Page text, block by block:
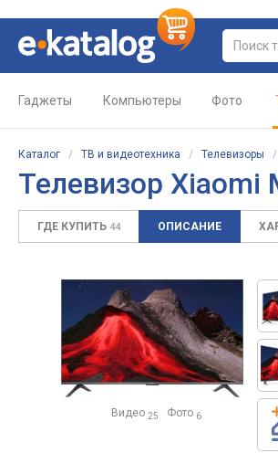
Гаджеты Компьютеры Фото
Каталог / ТВ и видеотехника / Телевизоры /
Телевизор Xiaomi
ГДЕ КУПИТЬ 44 ОПИСАНИЕ
Видео 25 Фото 6